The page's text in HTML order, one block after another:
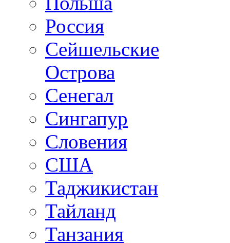
Россия
Сейшельские
Острова
Сенегал
Сингапур
Словения
США
Таджикистан
Тайланд
Танзания